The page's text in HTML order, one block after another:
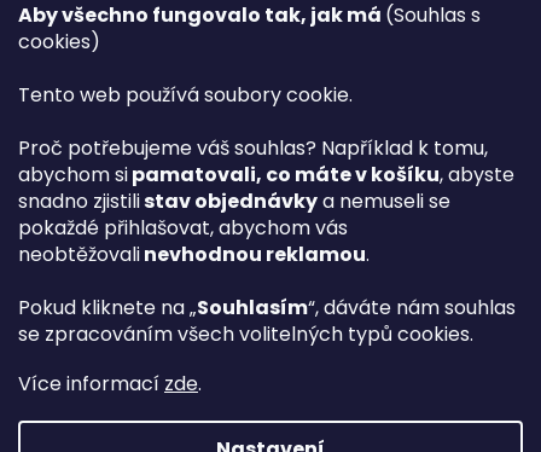
Aby všechno fungovalo tak, jak má (Souhlas s
cookies)
Tento web používá soubory cookie.
Proč potřebujeme váš souhlas? Například k tomu,
abychom sipamatovali, co máte v košíku, abyste
snadno zjistilistav objednávkya nemuseli se
pokaždé přihlašovat, abychom vás
neobtěžovalinevhodnou reklamou.
Pokud kliknete na „Souhlasím“, dáváte nám souhlas
se zpracováním všech volitelných typů cookies.
Více informací zde.
Věrnostní program PLAZA Bonus™
Magazín PLAZA News™
Plaza.cz slevové kódy a kupóny
Registrace
Přihlášení
PLAZA B2B™ VELKOOBCHOD
Vyhledávač návodů
hp